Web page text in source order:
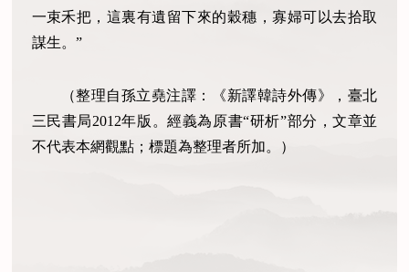
一束禾把，這裏有遺留下來的穀穗，寡婦可以去拾取
謀生。”
（整理自孫立堯注譯：《新譯韓詩外傳》，臺北
三民書局2012年版。經義為原書“研析”部分，文章並
不代表本網觀點；標題為整理者所加。）